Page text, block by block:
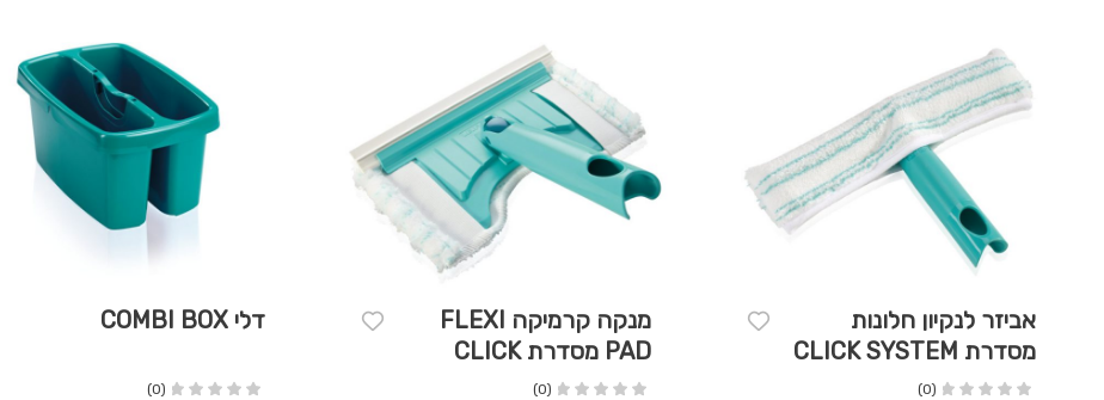
אביזר לנקיון חלונות
מסדרת CLICK SYSTEM
(0)
מנקה קרמיקה FLEXI
PAD מסדרת CLICK
SYSTEM
(0)
דלי COMBI BOX
(0)